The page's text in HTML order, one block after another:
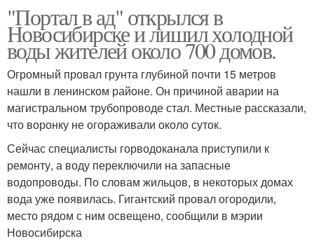
"Портал в ад" открылся в
Новосибирске и лишил холодной
воды жителей около 700 домов.
Огромный провал грунта глубиной почти 15 метров
нашли в ленинском районе. Он причиной аварии на
магистральном трубопроводе стал. Местные рассказали,
что воронку не огораживали около суток.
Сейчас специалисты горводоканала приступили к
ремонту, а воду переключили на запасные
водопроводы. По словам жильцов, в некоторых домах
вода уже появилась. Гигантский провал огородили,
место рядом с ним освещено, сообщили в мэрии
Новосибирска